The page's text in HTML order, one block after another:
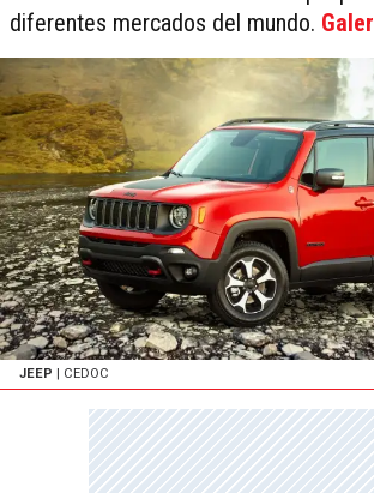
diferentes mercados del mundo.
JEEP | CEDOC